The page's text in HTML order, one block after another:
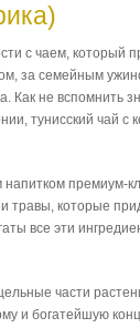
с чаем, который
за семейным
не вспомнить
тунисский чай
премиум-
травы, которые
все эти
части
и богатейшую